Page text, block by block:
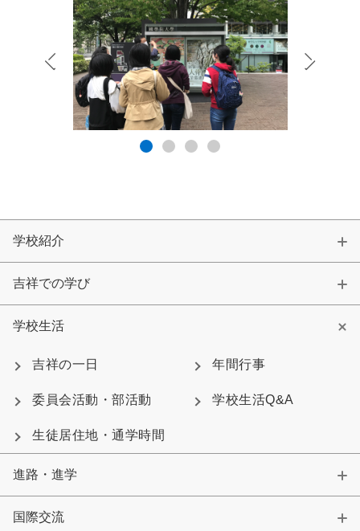
学校紹介
吉祥での学び
学校生活
吉祥の一日 年間行事
委員会活動・部活動 学校生活Q&A
生徒居住地・通学時間
進路・進学
国際交流